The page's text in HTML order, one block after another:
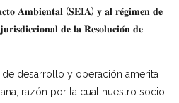
𝐀𝐦𝐛𝐢𝐞𝐧𝐭𝐚𝐥 (𝐒𝐄𝐈𝐀) 𝐲 𝐚𝐥 𝐫𝐞́𝐠𝐢𝐦𝐞𝐧 𝐝𝐞
𝐝𝐞 𝐥𝐚 𝐑𝐞𝐬𝐨𝐥𝐮𝐜𝐢𝐨́𝐧 𝐝𝐞
desarrollo y operación amerita
razón por la cual nuestro socio